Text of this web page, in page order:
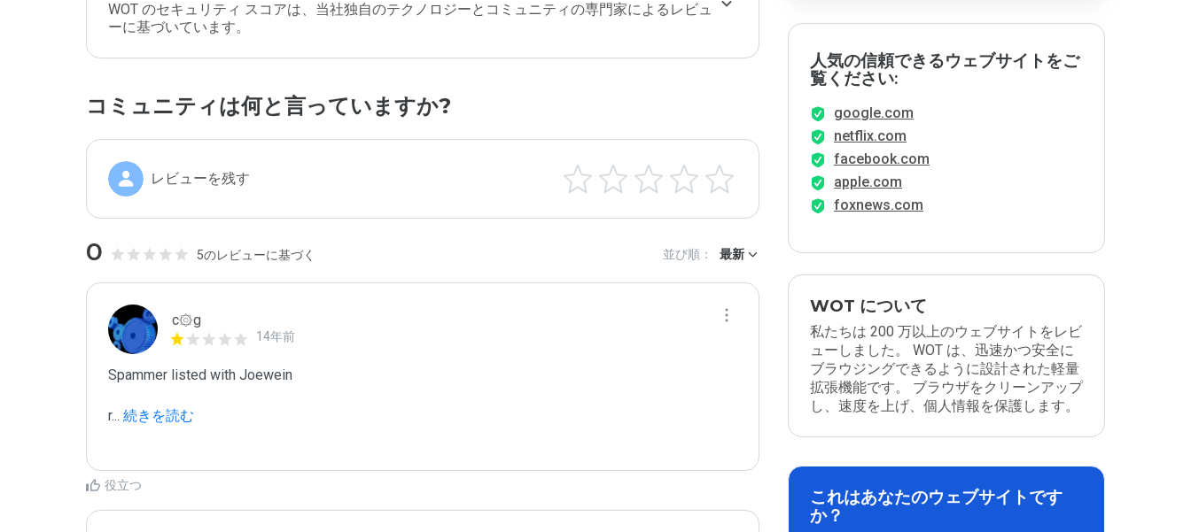
WOT のセキュリティ スコアは、当社独自のテクノロジーとコミュニティの専門家によるレビュ
ーに基づいています。
コミュニティは何と言っていますか?
レビューを残す
0 5のレビューに基づく 並び順： 最新
c۞g
14年前
Spammer listed with Joewein
r... 続きを読む
役立つ
人気の信頼できるウェブサイトをご
覧ください:
google.com
netflix.com
facebook.com
apple.com
foxnews.com
WOT について
私たちは 200 万以上のウェブサイトをレビ
ューしました。 WOT は、迅速かつ安全に
ブラウジングできるように設計された軽量
拡張機能です。 ブラウザをクリーンアップ
し、速度を上げ、個人情報を保護します。
これはあなたのウェブサイトです
か？